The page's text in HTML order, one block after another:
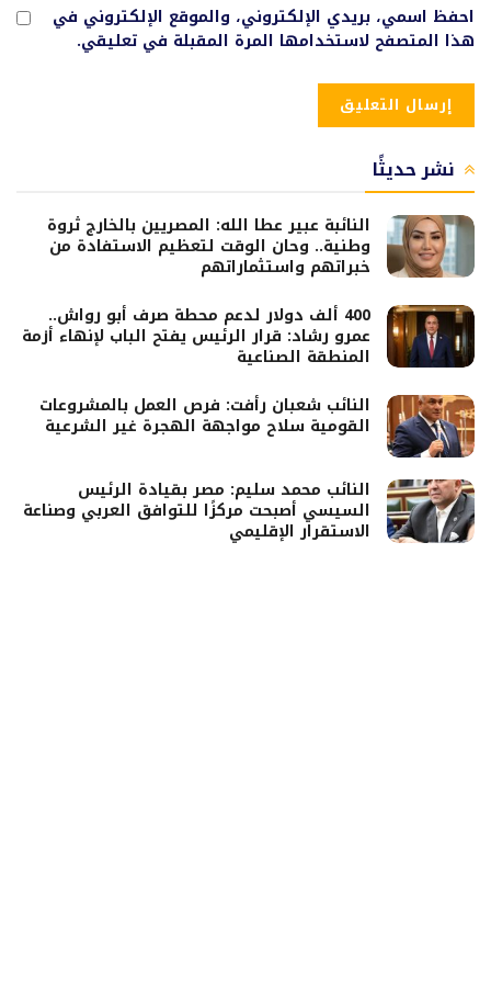
احفظ اسمي، بريدي الإلكتروني، والموقع الإلكتروني في
هذا المتصفح لاستخدامها المرة المقبلة في تعليقي.
نشر حديثًا
النائبة عبير عطا الله: المصريين بالخارج ثروة
وطنية.. وحان الوقت لتعظيم الاستفادة من
خبراتهم واستثماراتهم
400 ألف دولار لدعم محطة صرف أبو رواش..
عمرو رشاد: قرار الرئيس يفتح الباب لإنهاء أزمة
المنطقة الصناعية
النائب شعبان رأفت: فرص العمل بالمشروعات
القومية سلاح مواجهة الهجرة غير الشرعية
النائب محمد سليم: مصر بقيادة الرئيس
السيسي أصبحت مركزًا للتوافق العربي وصناعة
الاستقرار الإقليمي